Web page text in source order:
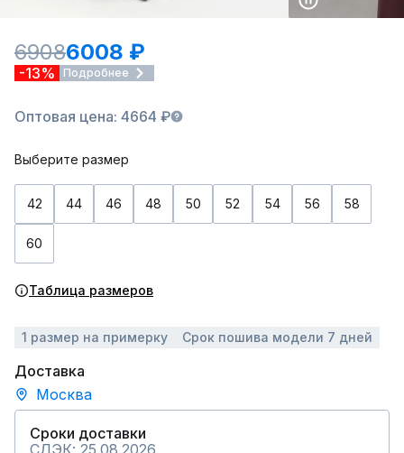
69086008 ₽
-13% Подробнее
Оптовая цена: 4664 ₽
Выберите размер
42 44 46 48 50 52 54 56 58
60
Таблица размеров
1 размер на примерку Срок пошива модели 7 дней
Доставка
Москва
Сроки доставки
СДЭК: 25.08.2026